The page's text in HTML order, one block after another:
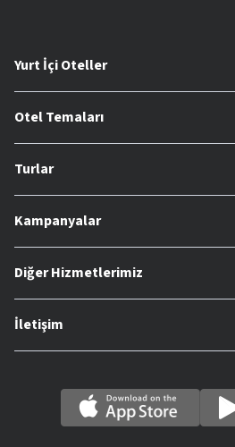
Yurt İçi Oteller
Otel Temaları
Turlar
Kampanyalar
Diğer Hizmetlerimiz
İletişim